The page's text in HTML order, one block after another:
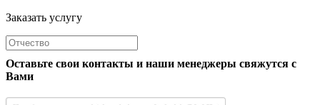
Заказать услугу
Оставьте свои контакты и наши менеджеры свяжутся с
Вами